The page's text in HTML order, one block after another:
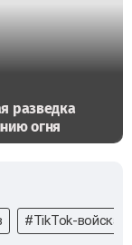
разведка
огня
#TikTok-войска